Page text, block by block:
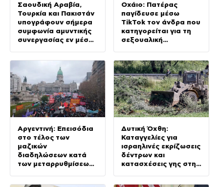
Σαουδική Αραβία,
Τουρκία και Πακιστάν
υπογράφουν σήμερα
συμφωνία αμυντικής
συνεργασίας εν μέσω
Οχάιο: Πατέρας
παγίδευσε μέσω
TikTok τον άνδρα που
κατηγορείται για τη
σεξουαλική
πυροβόλησε
Αργεντινή: Επεισόδια
στο τέλος των
μαζικών
διαδηλώσεων κατά
των μεταρρυθμίσεων
Δυτική Όχθη:
Καταγγελίες για
ισραηλινές εκρίζωσεις
δέντρων και
κατασχέσεις γης στην